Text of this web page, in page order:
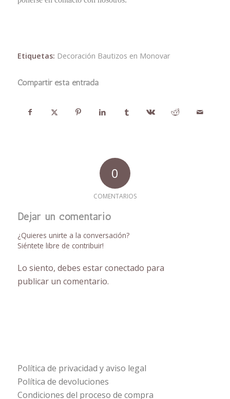
Etiquetas: Decoración Bautizos en Monovar
Compartir esta entrada
0
COMENTARIOS
Dejar un comentario
¿Quieres unirte a la conversación?
Siéntete libre de contribuir!
Lo siento, debes estarconectado para
publicar un comentario.
Política de privacidad y aviso legal
Política de devoluciones
Condiciones del proceso de compra